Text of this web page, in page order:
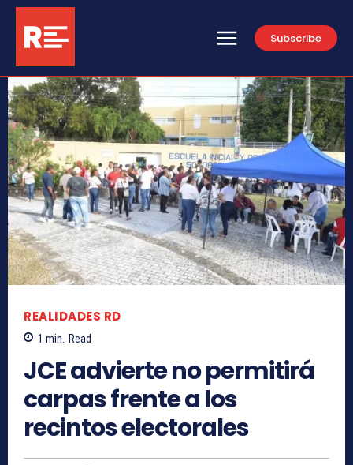
Subscribe
REALIDADES RD
1 min. Read
JCE advierte no permitirá
carpas frente a los
recintos electorales